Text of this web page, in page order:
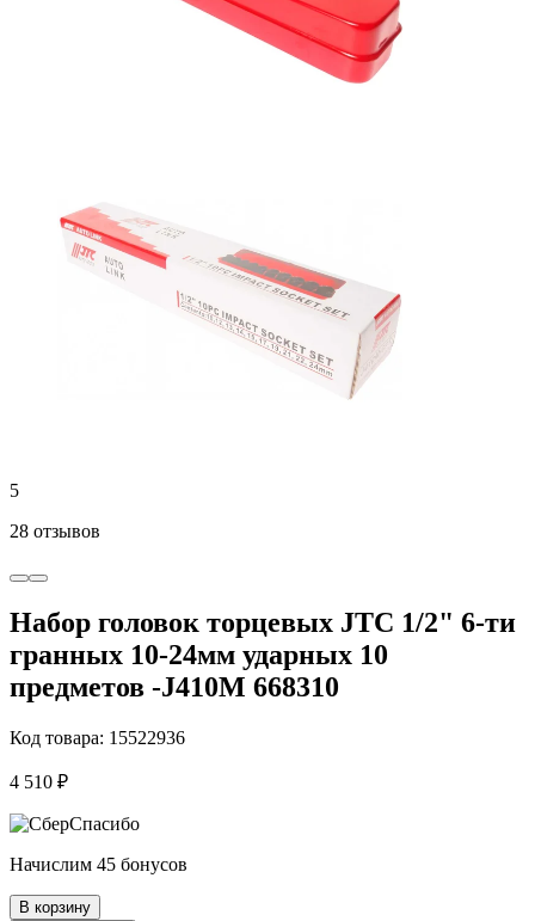
5
28 отзывов
Набор головок торцевых JTC 1/2" 6-ти
гранных 10-24мм ударных 10
предметов -J410M 668310
Код товара: 15522936
4 510 ₽
Начислим 45 бонусов
В корзину